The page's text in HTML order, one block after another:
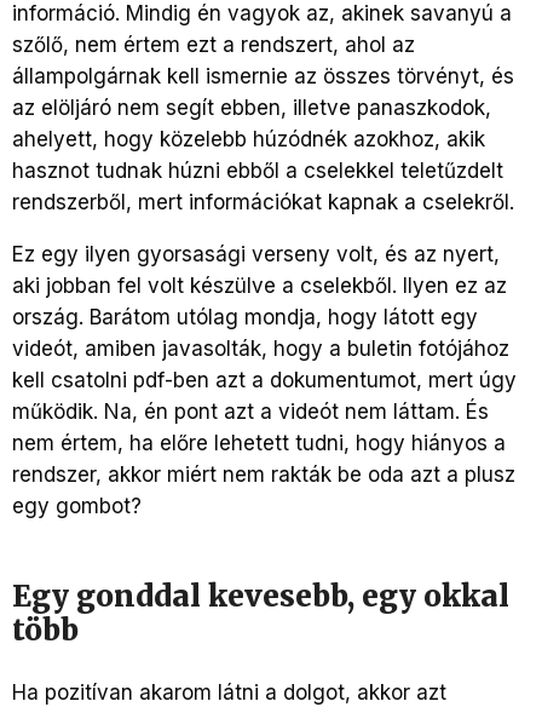
információ. Mindig én vagyok az, akinek savanyú a
szőlő, nem értem ezt a rendszert, ahol az
állampolgárnak kell ismernie az összes törvényt, és
az elöljáró nem segít ebben, illetve panaszkodok,
ahelyett, hogy közelebb húzódnék azokhoz, akik
hasznot tudnak húzni ebből a cselekkel teletűzdelt
rendszerből, mert információkat kapnak a cselekről.
Ez egy ilyen gyorsasági verseny volt, és az nyert,
aki jobban fel volt készülve a cselekből. Ilyen ez az
ország. Barátom utólag mondja, hogy látott egy
videót, amiben javasolták, hogy a buletin fotójához
kell csatolni pdf-ben azt a dokumentumot, mert úgy
működik. Na, én pont azt a videót nem láttam. És
nem értem, ha előre lehetett tudni, hogy hiányos a
rendszer, akkor miért nem rakták be oda azt a plusz
egy gombot?
Egy gonddal kevesebb, egy okkal
több
Ha pozitívan akarom látni a dolgot, akkor azt